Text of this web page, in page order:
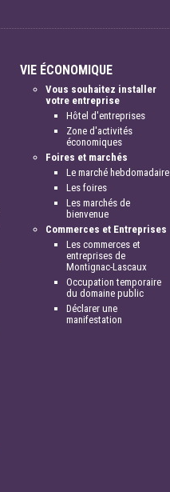
VIE ÉCONOMIQUE
Vous souhaitez installer
votre entreprise
Hôtel d'entreprises
Zone d'activités
économiques
Foires et marchés
Le marché hebdomadaire
Les foires
Les marchés de
bienvenue
Commerces et Entreprises
Les commerces et
entreprises de
Montignac-Lascaux
Occupation temporaire
du domaine public
Déclarer une
manifestation